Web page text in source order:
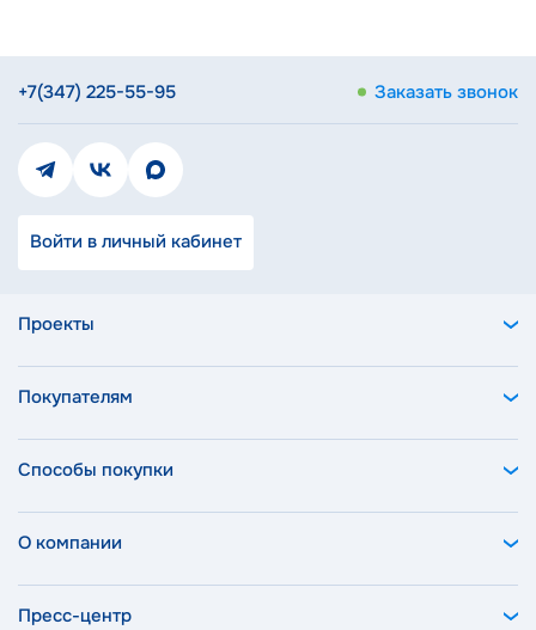
Проекты
Покупателям
Способы покупки
О компании
Пресс-центр
+7(347) 225-55-95 Заказать звонок
Войти в личный кабинет